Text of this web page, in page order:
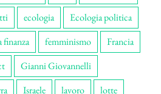
ecologia
Ecologia politica
finanza femminismo
Francia
Gianni Giovannelli
Israele lavoro lotte